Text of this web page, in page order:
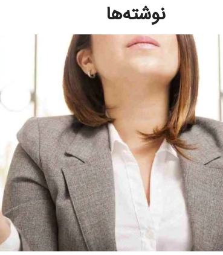
نوشته‌ها